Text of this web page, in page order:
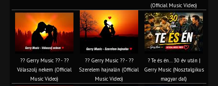
(Official Music Video)
?? Gerry Music ?? - ??
Válaszolj nekem (Official
Music Video)
?? Gerry Music ?? - ??
Szerelem hajnalán (Official
Music Video)
? Te és én… 30 év után |
Gerry Music (Nosztalgikus
magyar dal)